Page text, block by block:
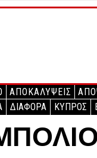
ΑΠΟΚΑΛΥΨΕΙΣ
ΔΙΑΦΟΡΑ ΚΥΠΡΟΣ